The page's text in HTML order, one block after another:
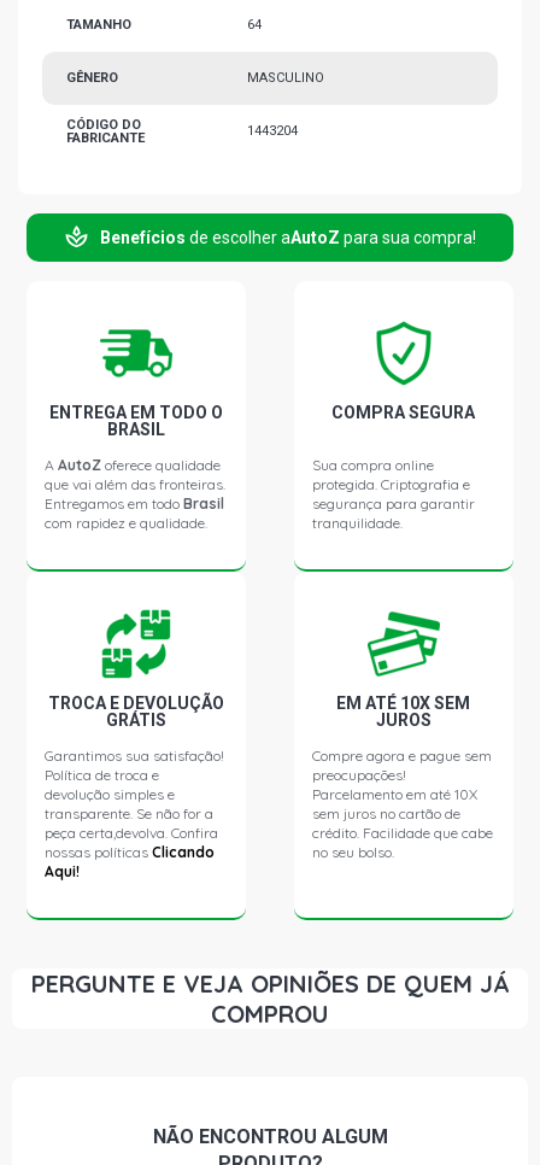
TAMANHO 64
GÊNERO MASCULINO
CÓDIGO DO
FABRICANTE
1443204
Benefícios de escolher aAutoZ para sua compra!
ENTREGA EM TODO O
BRASIL
AAutoZ oferece qualidade
que vai além das fronteiras.
Entregamos em todoBrasil
com rapidez e qualidade.
COMPRA SEGURA
Sua compra online
protegida. Criptografia e
segurança para garantir
tranquilidade.
TROCA E DEVOLUÇÃO
GRÁTIS
Garantimos sua satisfação!
Política de troca e
devolução simples e
transparente. Se não for a
peça certa,devolva. Confira
nossas políticasClicando
Aqui!
EM ATÉ 10X SEM
JUROS
Compre agora e pague sem
preocupações!
Parcelamento em até 10X
sem juros no cartão de
crédito. Facilidade que cabe
no seu bolso.
PERGUNTE E VEJA OPINIÕES DE QUEM JÁ
COMPROU
NÃO ENCONTROU ALGUM